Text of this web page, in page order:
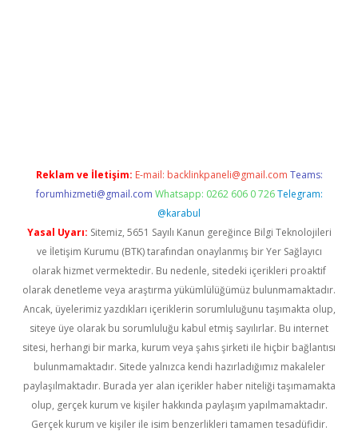
Reklam ve İletişim: E-mail: backlinkpaneli@gmail.com Teams:
forumhizmeti@gmail.com Whatsapp: 0262 606 0 726 Telegram:
@karabul
Yasal Uyarı: Sitemiz, 5651 Sayılı Kanun gereğince Bilgi Teknolojileri
ve İletişim Kurumu (BTK) tarafından onaylanmış bir Yer Sağlayıcı
olarak hizmet vermektedir. Bu nedenle, sitedeki içerikleri proaktif
olarak denetleme veya araştırma yükümlülüğümüz bulunmamaktadır.
Ancak, üyelerimiz yazdıkları içeriklerin sorumluluğunu taşımakta olup,
siteye üye olarak bu sorumluluğu kabul etmiş sayılırlar. Bu internet
sitesi, herhangi bir marka, kurum veya şahıs şirketi ile hiçbir bağlantısı
bulunmamaktadır. Sitede yalnızca kendi hazırladığımız makaleler
paylaşılmaktadır. Burada yer alan içerikler haber niteliği taşımamakta
olup, gerçek kurum ve kişiler hakkında paylaşım yapılmamaktadır.
Gerçek kurum ve kişiler ile isim benzerlikleri tamamen tesadüfidir.